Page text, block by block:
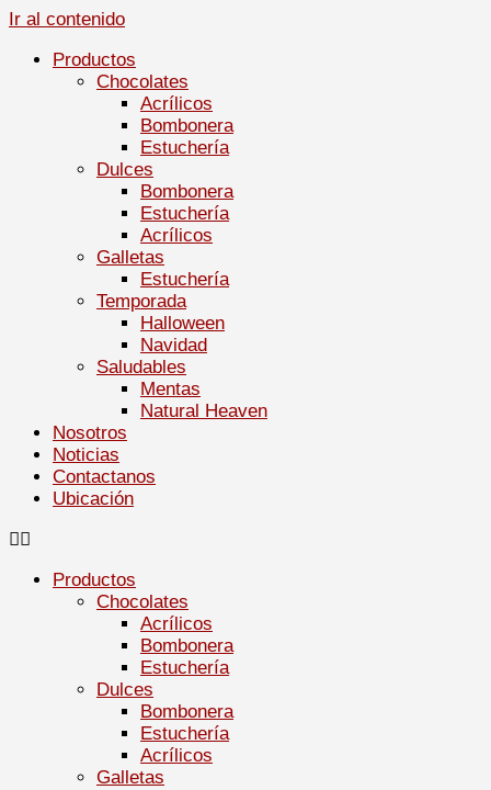
Ir al contenido
Productos
Chocolates
Acrílicos
Bombonera
Estuchería
Dulces
Bombonera
Estuchería
Acrílicos
Galletas
Estuchería
Temporada
Halloween
Navidad
Saludables
Mentas
Natural Heaven
Nosotros
Noticias
Contactanos
Ubicación
Productos
Chocolates
Acrílicos
Bombonera
Estuchería
Dulces
Bombonera
Estuchería
Acrílicos
Galletas